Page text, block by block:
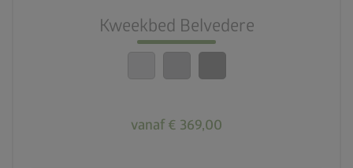
Kweekbed Belvedere
vanaf € 369,00
calendar_month
20 jaar garantie